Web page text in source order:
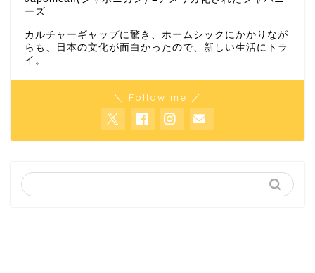
ーズ
カルチャーギャップに驚き、ホームシックにかかりなが
らも、日本の文化が面白かったので、新しい生活にトラ
イ。
＼ Follow me ／